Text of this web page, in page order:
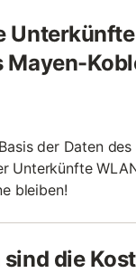
Mayen-
der Daten
Unterkünfte
bleiben!
die